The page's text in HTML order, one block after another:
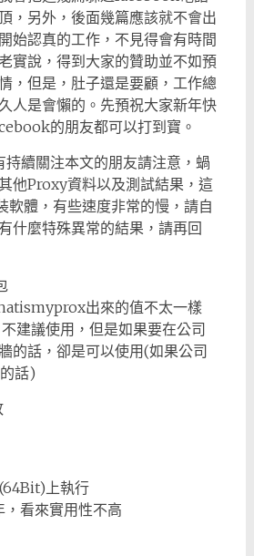
，另外，後面幾篇應該就不會出
始認真的工作，不見得會有時間
實說，得到大家的贊助並不如預
，但是，肚子還是要顧，工作總
人是會懶的。先預祝大家新年快
的朋友都可以打到寶。
續關注本文的朋友請注意，蝸
他Proxy資料以及測試結果，這
軟體，有些速度非常的慢，請自
什麼特殊異常的結果，請再回
出來的值不太一樣
建議使用，但是如果要在公司
的話，卻是可以使用(如果公司
話)
上執行
看來實用性不高